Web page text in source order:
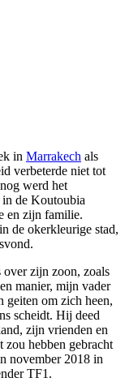
in Marrakech als
verbeterde niet tot
werd het
in de Koutoubia
en zijn familie.
de okerkleurige stad,
over zijn zoon, zoals
manier, mijn vader
geiten om zich heen,
scheidt. Hij deed
zijn vrienden en
hebben gebracht
november 2018 in
TF1.